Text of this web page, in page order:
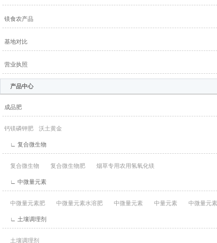
镁食农产品
基地对比
营业执照
产品中心
成品肥
钙镁磷钾肥 沃土黄金
∟ 复合微生物
复合微生物 复合微生物肥 烟草专用农用氢氧化镁
∟ 中微量元素
中微量元素肥 中微量元素水溶肥 中微量元素 中量元素 中微量元
∟ 土壤调理剂
土壤调理剂